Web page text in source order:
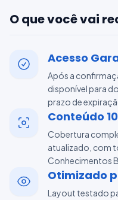
O que você vai
Acesso
Após a
disponível para
prazo de
Conteúdo
Cobertura
atualizado, com
Conhecimentos
Otimizado
Layout testado